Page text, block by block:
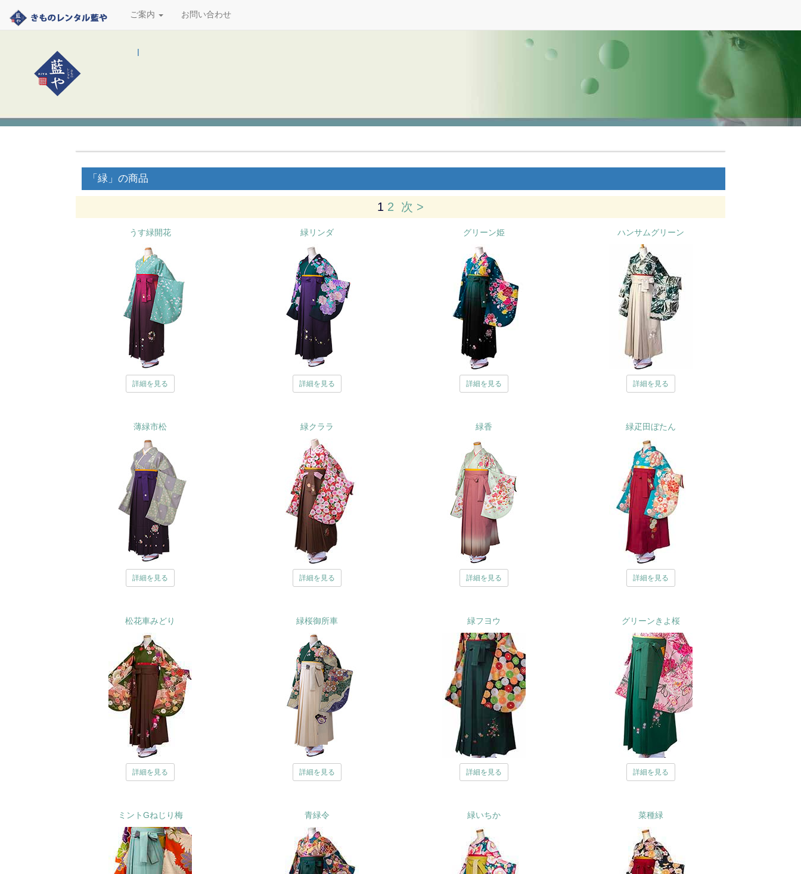
ご案内 お問い合わせ
l
「緑」の商品
1 2 次 >
うす緑開花
詳細を見る
緑リンダ
詳細を見る
グリーン姫
詳細を見る
ハンサムグリーン
詳細を見る
薄緑市松
詳細を見る
緑クララ
詳細を見る
緑香
詳細を見る
緑疋田ぼたん
詳細を見る
松花車みどり
詳細を見る
緑桜御所車
詳細を見る
緑フヨウ
詳細を見る
グリーンきよ桜
詳細を見る
ミントGねじり梅 青緑令 緑いちか 菜種緑